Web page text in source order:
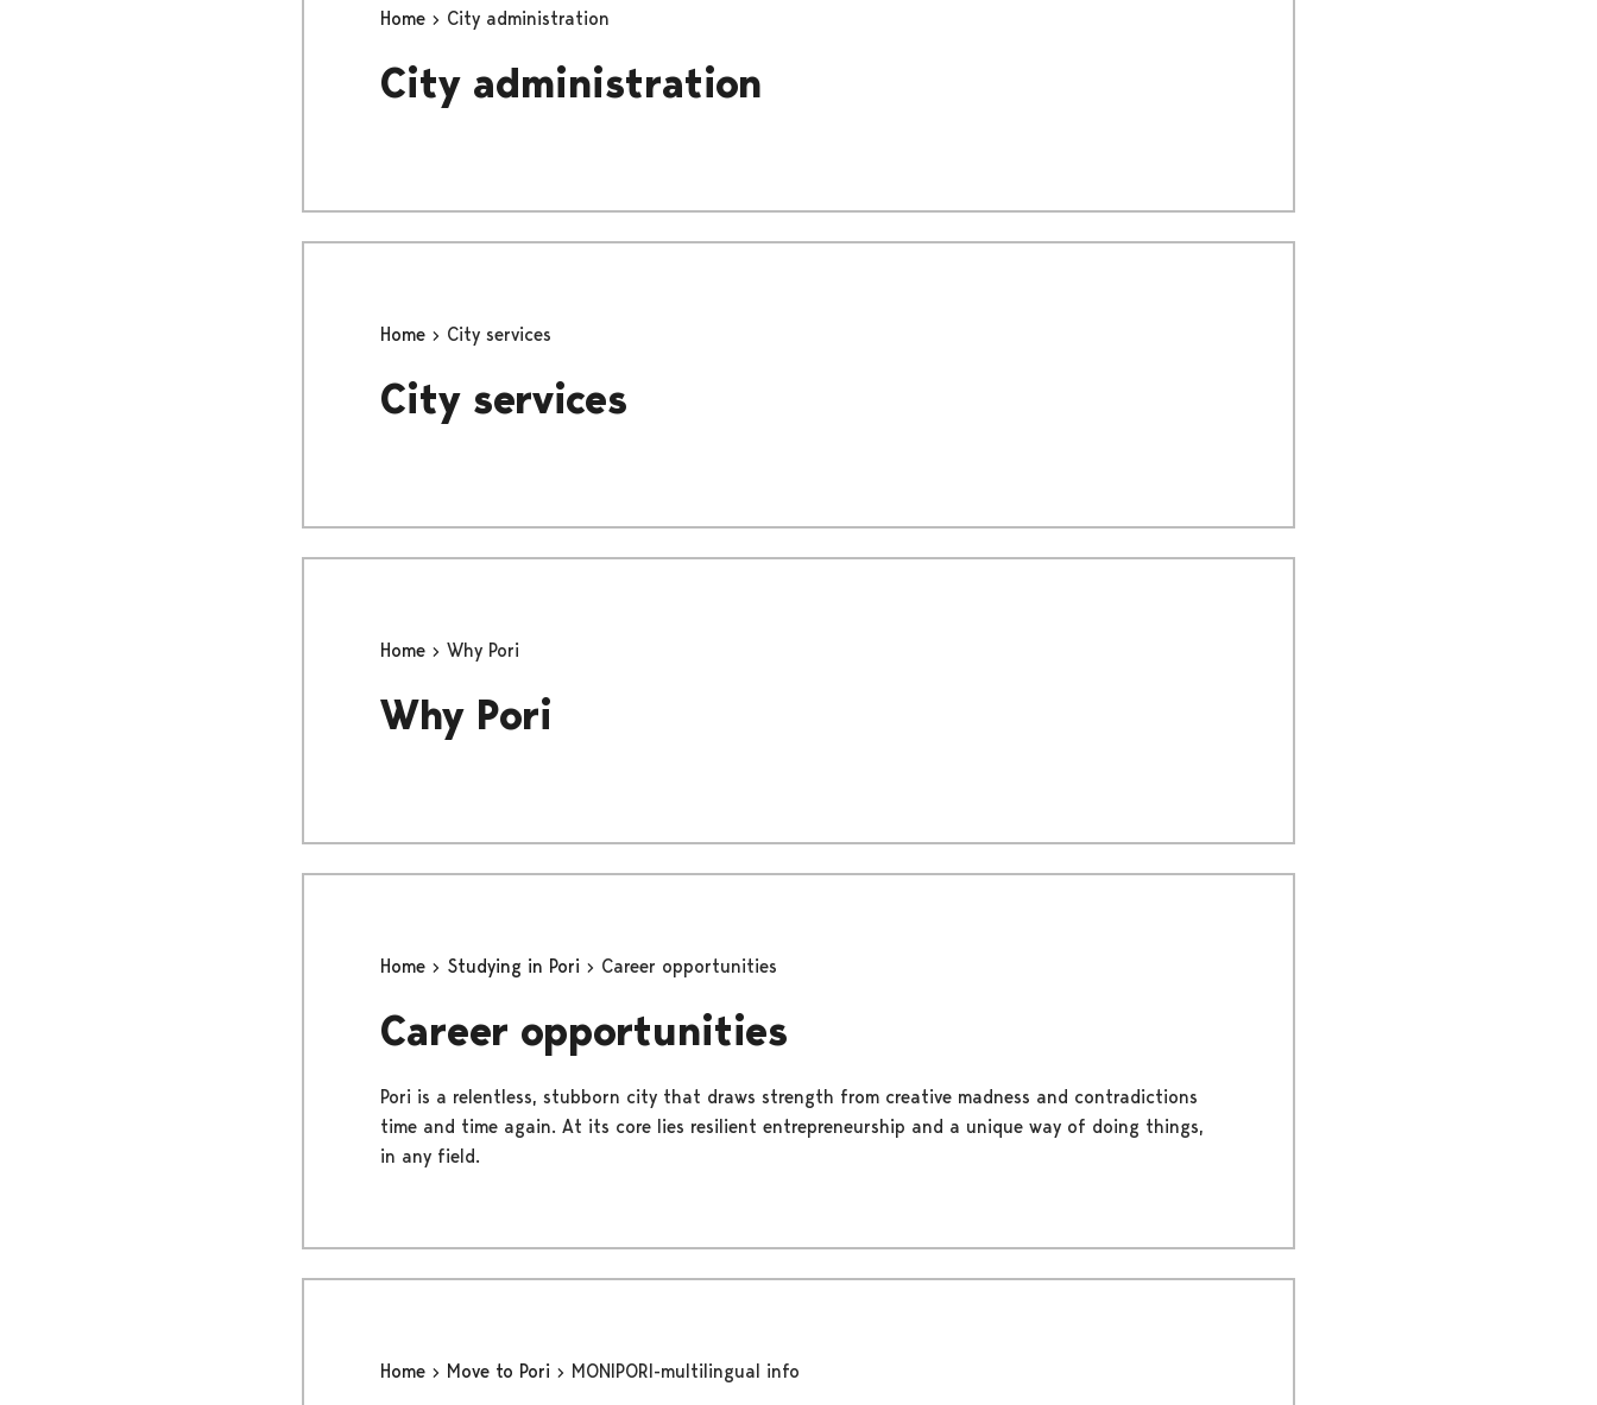
Home City administration
City administration
Home City services
City services
Home Why Pori
Why Pori
Home Studying in Pori Career opportunities
Career opportunities
Pori is a relentless, stubborn city that draws strength from creative madness and contradictions
time and time again. At its core lies resilient entrepreneurship and a unique way of doing things,
in any field.
Home Move to Pori MONIPORI-multilingual info